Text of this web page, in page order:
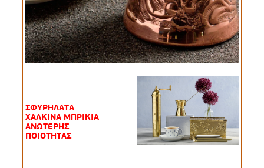
ΣΦΥΡΗΛΑΤΑ
ΧΑΛΚΙΝΑ ΜΠΡΙΚΙΑ
ΑΝΩΤΕΡΗΣ
ΠΟΙΟΤΗΤΑΣ